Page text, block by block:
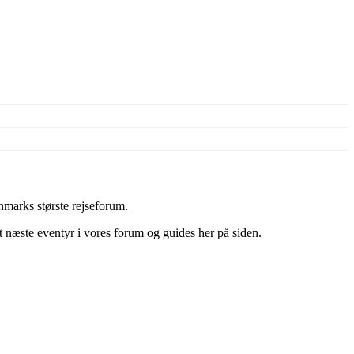
største rejseforum.
eventyr i vores forum og guides her på siden.